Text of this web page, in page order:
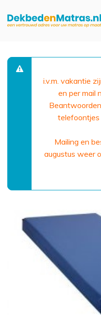
i.v.m. vakantie
en per mail
telefoontjes
Mailing en
augustus weer